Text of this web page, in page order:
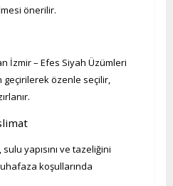
önerilir.
İzmir – Efes Siyah Üzümleri
özenle seçilir,
yapısını ve tazeliğini
koşullarında